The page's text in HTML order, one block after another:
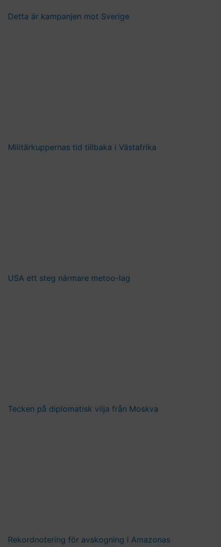
Detta är kampanjen mot Sverige
Militärkuppernas tid tillbaka i Västafrika
USA ett steg närmare metoo-lag
Tecken på diplomatisk vilja från Moskva
Rekordnotering för avskogning i Amazonas